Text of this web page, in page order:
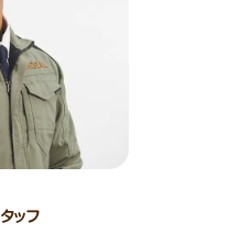
ッフ